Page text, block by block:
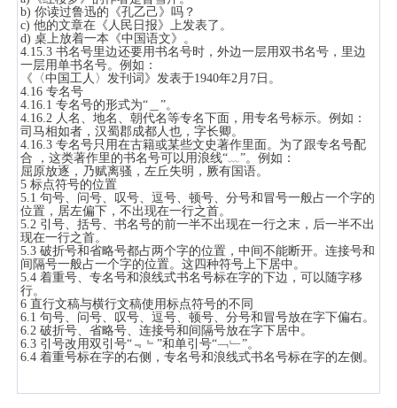
b) 你读过鲁迅的《孔乙己》吗？
c) 他的文章在《人民日报》上发表了。
d) 桌上放着一本《中国语文》。
4.15.3 书名号里边还要用书名号时，外边一层用双书名号，里边
一层用单书名号。例如：
《〈中国工人〉发刊词》发表于1940年2月7日。
4.16 专名号
4.16.1 专名号的形式为“＿”。
4.16.2 人名、地名、朝代名等专名下面，用专名号标示。例如：
司马相如者，汉蜀郡成都人也，字长卿。
4.16.3 专名号只用在古籍或某些文史著作里面。为了跟专名号配
合 ，这类著作里的书名号可以用浪线“﹏”。例如：
屈原放逐，乃赋离骚，左丘失明，厥有国语。
5 标点符号的位置
5.1 句号、问号、叹号、逗号、顿号、分号和冒号一般占一个字的
位置，居左偏下，不出现在一行之首。
5.2 引号、括号、书名号的前一半不出现在一行之末，后一半不出
现在一行之首。
5.3 破折号和省略号都占两个字的位置，中间不能断开。连接号和
间隔号一般占一个字的位置。这四种符号上下居中。
5.4 着重号、专名号和浪线式书名号标在字的下边，可以随字移
行。
6 直行文稿与横行文稿使用标点符号的不同
6.1 句号、问号、叹号、逗号、顿号、分号和冒号放在字下偏右。
6.2 破折号、省略号、连接号和间隔号放在字下居中。
6.3 引号改用双引号“﹃﹄”和单引号“﹁﹂”。
6.4 着重号标在字的右侧，专名号和浪线式书名号标在字的左侧。